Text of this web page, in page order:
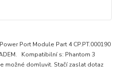
Port Module Part 4 CP.PT.000190
Kompatibilní s: Phantom 3
možné domluvit. Stačí zaslat dotaz